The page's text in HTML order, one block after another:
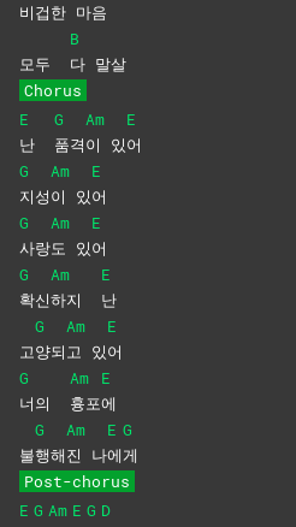
비겁한 마음
모두
B
다 말살
Chorus
E
난
G
품격
Am
이 있
E
어
G
지성
Am
이 있
E
어
G
사랑
Am
도 있
E
어
G
확신
Am
하지
E
난
고
G
양되
Am
고 있
E
어
G
너의
Am
흉포
E
에
불
G
행해
Am
진 나
E
에
G
게
Post-chorus
E G Am E G D